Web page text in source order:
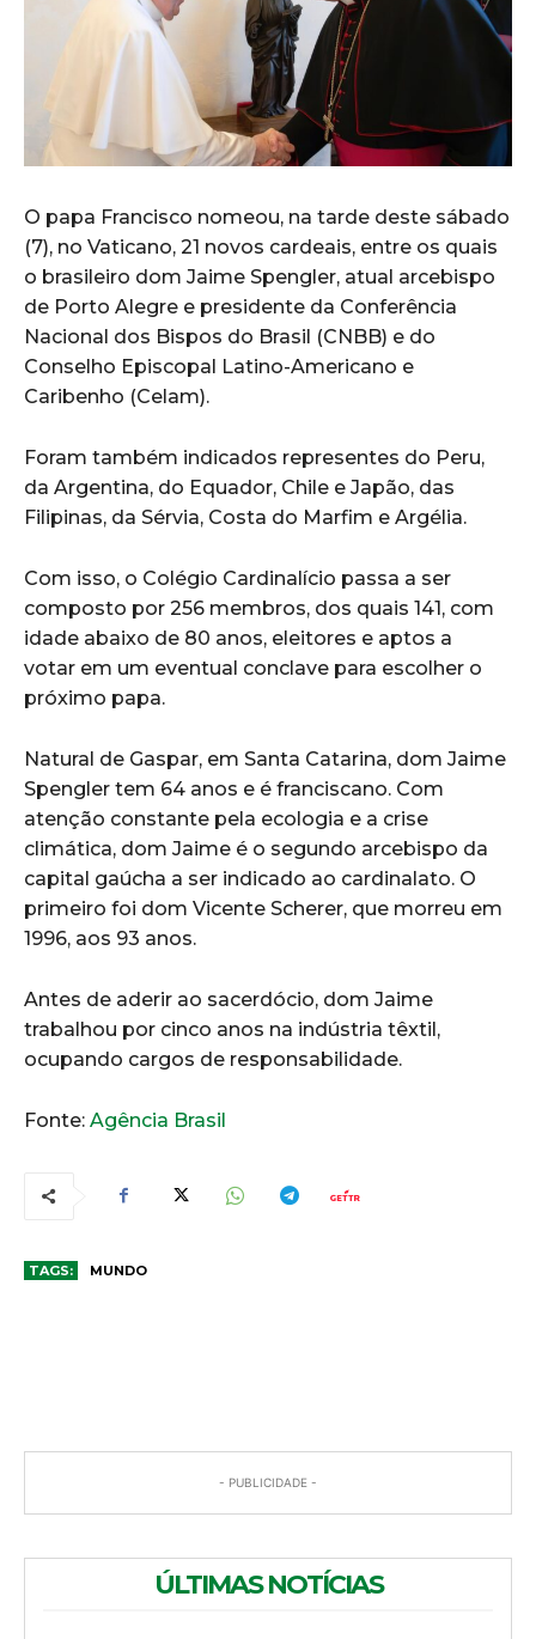
O papa Francisco nomeou, na tarde deste sábado
(7), no Vaticano, 21 novos cardeais, entre os quais
o brasileiro dom Jaime Spengler, atual arcebispo
de Porto Alegre e presidente da Conferência
Nacional dos Bispos do Brasil (CNBB) e do
Conselho Episcopal Latino-Americano e
Caribenho (Celam).
Foram também indicados representes do Peru,
da Argentina, do Equador, Chile e Japão, das
Filipinas, da Sérvia, Costa do Marfim e Argélia.
Com isso, o Colégio Cardinalício passa a ser
composto por 256 membros, dos quais 141, com
idade abaixo de 80 anos, eleitores e aptos a
votar em um eventual conclave para escolher o
próximo papa.
Natural de Gaspar, em Santa Catarina, dom Jaime
Spengler tem 64 anos e é franciscano. Com
atenção constante pela ecologia e a crise
climática, dom Jaime é o segundo arcebispo da
capital gaúcha a ser indicado ao cardinalato. O
primeiro foi dom Vicente Scherer, que morreu em
1996, aos 93 anos.
Antes de aderir ao sacerdócio, dom Jaime
trabalhou por cinco anos na indústria têxtil,
ocupando cargos de responsabilidade.
Fonte: Agência Brasil
TAGS: MUNDO
- PUBLICIDADE -
ÚLTIMAS NOTÍCIAS